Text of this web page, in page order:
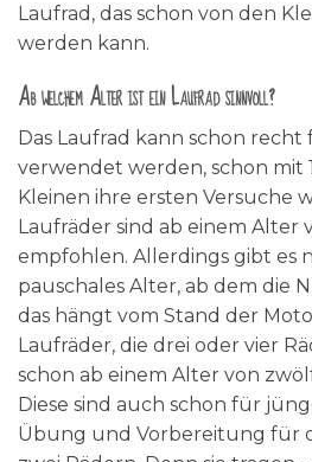
Laufrad, das schon von den
werden kann.
Ab welchem Alter ist ein Laufrad sinnvoll?
Das Laufrad kann schon
verwendet werden, schon mit
Kleinen ihre ersten Versuche
Laufräder sind ab einem Alter
empfohlen. Allerdings gibt es
pauschales Alter, ab dem die
das hängt vom Stand der
Laufräder, die drei oder vier
schon ab einem Alter von
Diese sind auch schon für
Übung und Vorbereitung für